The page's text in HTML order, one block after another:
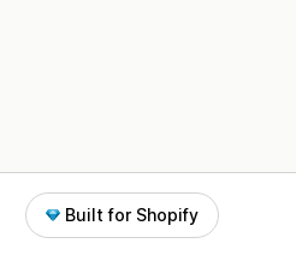
Built for Shopify